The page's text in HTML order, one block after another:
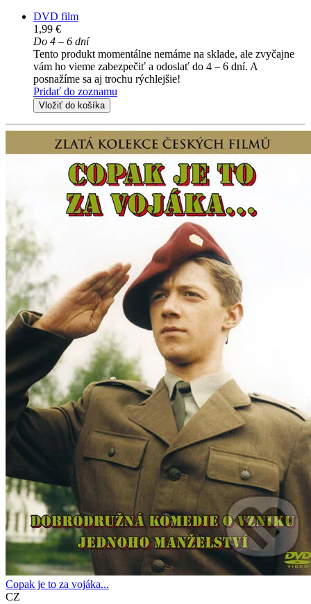
DVD film
1,99 €
Do 4 – 6 dní
Tento produkt momentálne nemáme na sklade, ale zvyčajne
vám ho vieme zabezpečiť a odoslať do 4 – 6 dní. A
posnažíme sa aj trochu rýchlejšie!
Pridať do zoznamu
Vložiť do košíka
Copak je to za vojáka...
CZ